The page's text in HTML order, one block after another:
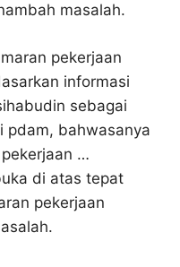
masalah.
pekerjaan
informasi
sebagai
pdam, bahwasanya
…
di atas tepat
pekerjaan